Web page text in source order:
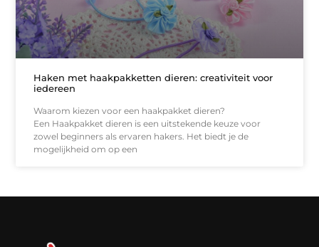
Haken met haakpakketten dieren: creativiteit voor
iedereen
Waarom kiezen voor een haakpakket dieren?
Een Haakpakket dieren is een uitstekende keuze voor
zowel beginners als ervaren hakers. Het biedt je de
mogelijkheid om op een